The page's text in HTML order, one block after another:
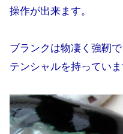
操作が出来ます。
ブランクは物凄く強靭
テンシャルを持っていま